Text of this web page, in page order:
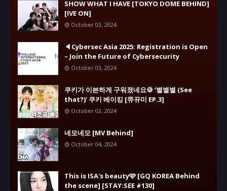
SHOW WHAT I HAVE [TOKYO DOME BEHIND]
[IVE ON]
October 03, 2024
🔈Cybersec Asia 2025: Registration is Open
– Join the Future of Cybersecurity
October 03, 2024
쿠키가 이븐하게 구워졌네요🍪 ‘별별별 (See
that?)’ 쿠키 베이킹 [쮸뀨미 EP.3]
October 02, 2024
네모네모 [MV Behind]
October 04, 2024
This is ISA's beauty🩷 [GQ KOREA Behind
the scene] [STAY:SEE #130]